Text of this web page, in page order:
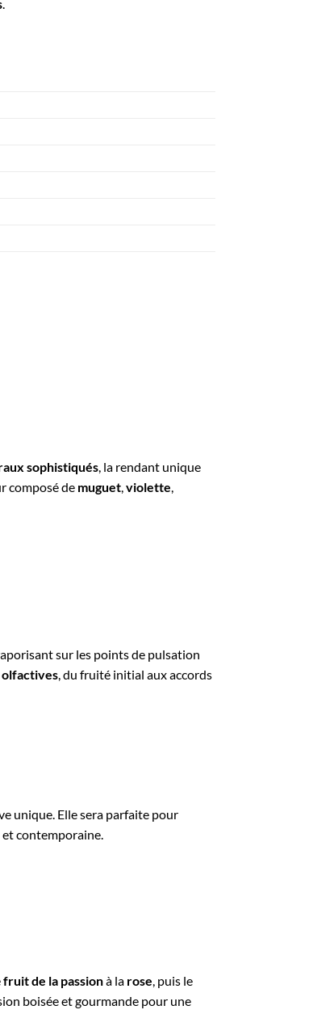
.
sophistiqués, la rendant unique
composé de muguet,violette,
sur les points de pulsation
, du fruité initial aux accords
unique. Elle sera parfaite pour
et contemporaine.
fruit de la passionà la rose, puis le
boisée et gourmande pour une